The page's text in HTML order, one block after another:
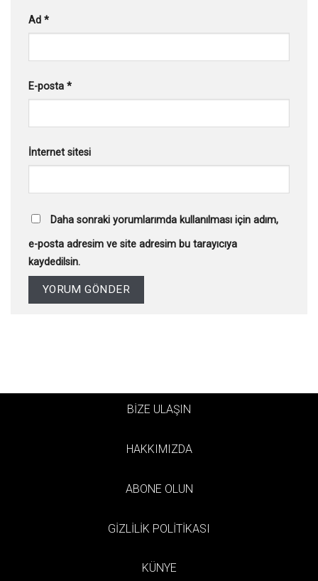
Ad *
E-posta *
İnternet sitesi
Daha sonraki yorumlarımda kullanılması için adım,
e-posta adresim ve site adresim bu tarayıcıya
kaydedilsin.
BİZE ULAŞIN
HAKKIMIZDA
ABONE OLUN
GİZLİLİK POLİTİKASI
KÜNYE